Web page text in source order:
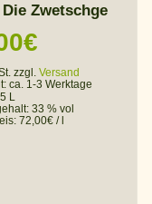
Zwetschge
€
zzgl. Versand
ca. 1-3 Werktage
L
33 % vol
72,00€ /l